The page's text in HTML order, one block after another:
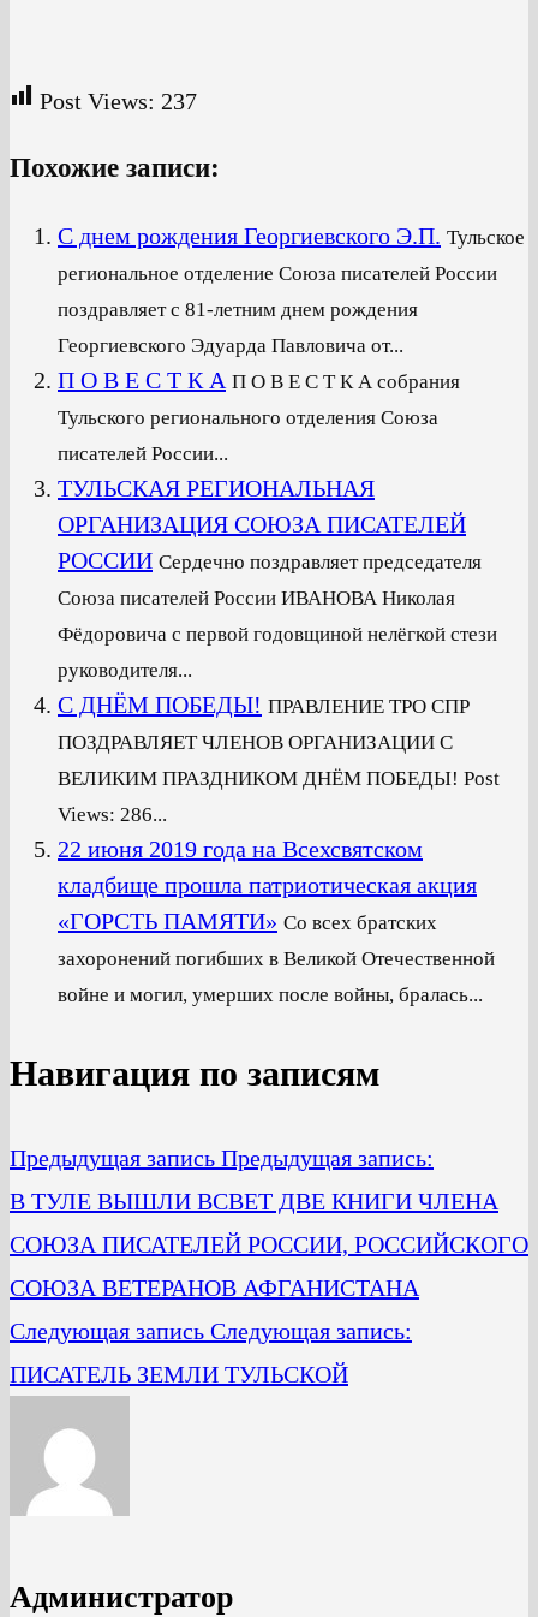
Post Views: 237
Похожие записи:
С днем рождения Георгиевского Э.П. Тульское
региональное отделение Союза писателей России
поздравляет с 81-летним днем рождения
Георгиевского Эдуарда Павловича от...
П О В Е С Т К А П О В Е С Т К А собрания
Тульского регионального отделения Союза
писателей России...
ТУЛЬСКАЯ РЕГИОНАЛЬНАЯ
ОРГАНИЗАЦИЯ СОЮЗА ПИСАТЕЛЕЙ
РОССИИ Сердечно поздравляет председателя
Союза писателей России ИВАНОВА Николая
Фёдоровича с первой годовщиной нелёгкой стези
руководителя...
С ДНЁМ ПОБЕДЫ! ПРАВЛЕНИЕ ТРО СПР
ПОЗДРАВЛЯЕТ ЧЛЕНОВ ОРГАНИЗАЦИИ С
ВЕЛИКИМ ПРАЗДНИКОМ ДНЁМ ПОБЕДЫ! Post
Views: 286...
22 июня 2019 года на Всехсвятском
кладбище прошла патриотическая акция
«ГОРСТЬ ПАМЯТИ» Со всех братских
захоронений погибших в Великой Отечественной
войне и могил, умерших после войны, бралась...
Навигация по записям
Предыдущая запись Предыдущая запись:
В ТУЛЕ ВЫШЛИ ВСВЕТ ДВЕ КНИГИ ЧЛЕНА
СОЮЗА ПИСАТЕЛЕЙ РОССИИ, РОССИЙСКОГО
СОЮЗА ВЕТЕРАНОВ АФГАНИСТАНА
Следующая запись Следующая запись:
ПИСАТЕЛЬ ЗЕМЛИ ТУЛЬСКОЙ
Администратор